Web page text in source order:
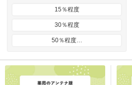
15％程度
30％程度
50％程度…